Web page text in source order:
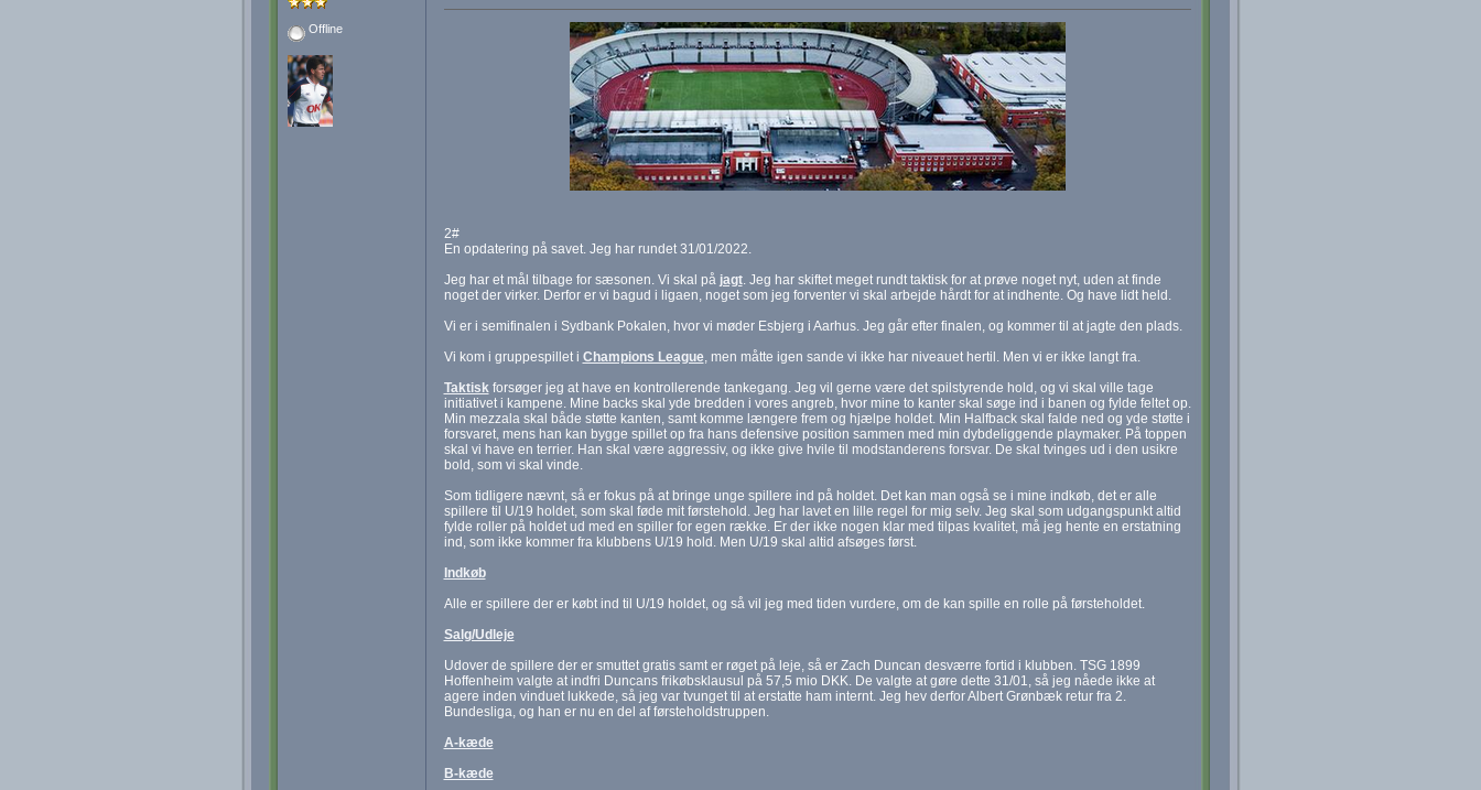
Offline
2#
En opdatering på savet. Jeg har rundet 31/01/2022.
Jeg har et mål tilbage for sæsonen. Vi skal på jagt. Jeg har skiftet meget rundt taktisk for at prøve noget nyt, uden at finde
noget der virker. Derfor er vi bagud i ligaen, noget som jeg forventer vi skal arbejde hårdt for at indhente. Og have lidt held.
Vi er i semifinalen i Sydbank Pokalen, hvor vi møder Esbjerg i Aarhus. Jeg går efter finalen, og kommer til at jagte den plads.
Vi kom i gruppespillet i Champions League, men måtte igen sande vi ikke har niveauet hertil. Men vi er ikke langt fra.
Taktisk forsøger jeg at have en kontrollerende tankegang. Jeg vil gerne være det spilstyrende hold, og vi skal ville tage
initiativet i kampene. Mine backs skal yde bredden i vores angreb, hvor mine to kanter skal søge ind i banen og fylde feltet op.
Min mezzala skal både støtte kanten, samt komme længere frem og hjælpe holdet. Min Halfback skal falde ned og yde støtte i
forsvaret, mens han kan bygge spillet op fra hans defensive position sammen med min dybdeliggende playmaker. På toppen
skal vi have en terrier. Han skal være aggressiv, og ikke give hvile til modstanderens forsvar. De skal tvinges ud i den usikre
bold, som vi skal vinde.
Som tidligere nævnt, så er fokus på at bringe unge spillere ind på holdet. Det kan man også se i mine indkøb, det er alle
spillere til U/19 holdet, som skal føde mit førstehold. Jeg har lavet en lille regel for mig selv. Jeg skal som udgangspunkt altid
fylde roller på holdet ud med en spiller for egen række. Er der ikke nogen klar med tilpas kvalitet, må jeg hente en erstatning
ind, som ikke kommer fra klubbens U/19 hold. Men U/19 skal altid afsøges først.
Indkøb
Alle er spillere der er købt ind til U/19 holdet, og så vil jeg med tiden vurdere, om de kan spille en rolle på førsteholdet.
Salg/Udleje
Udover de spillere der er smuttet gratis samt er røget på leje, så er Zach Duncan desværre fortid i klubben. TSG 1899
Hoffenheim valgte at indfri Duncans frikøbsklausul på 57,5 mio DKK. De valgte at gøre dette 31/01, så jeg nåede ikke at
agere inden vinduet lukkede, så jeg var tvunget til at erstatte ham internt. Jeg hev derfor Albert Grønbæk retur fra 2.
Bundesliga, og han er nu en del af førsteholdstruppen.
A-kæde
B-kæde